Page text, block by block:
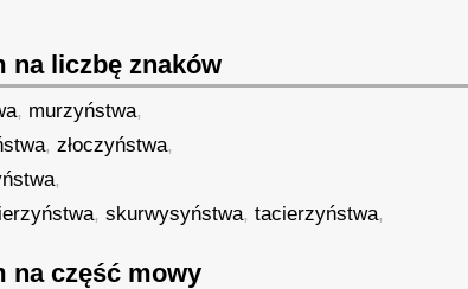
na liczbę znaków
, murzyństwa,
,złoczyństwa,
,
,skurwysyństwa,tacierzyństwa,
na część mowy